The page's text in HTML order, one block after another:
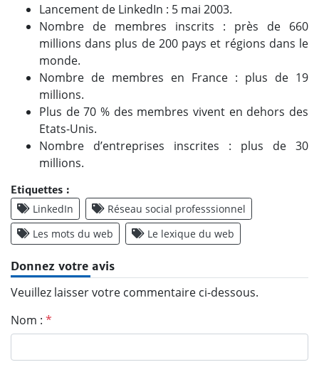
Lancement de LinkedIn : 5 mai 2003.
Nombre de membres inscrits : près de 660
millions dans plus de 200 pays et régions dans le
monde.
Nombre de membres en France : plus de 19
millions.
Plus de 70 % des membres vivent en dehors des
Etats-Unis.
Nombre d’entreprises inscrites : plus de 30
millions.
Etiquettes :
LinkedIn
Réseau social professsionnel
Les mots du web
Le lexique du web
Donnez votre avis
Veuillez laisser votre commentaire ci-dessous.
Nom : *